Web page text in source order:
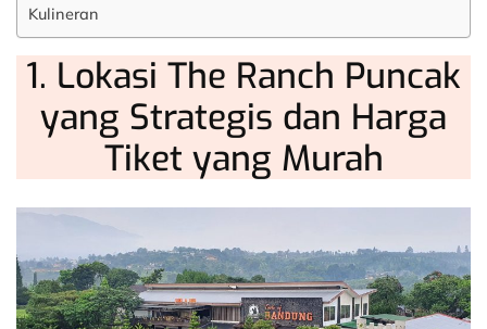
Kulineran
1. Lokasi The Ranch Puncak
yang Strategis dan Harga
Tiket yang Murah